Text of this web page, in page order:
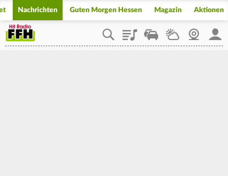
Nachrichten Guten Morgen Hessen Magazin Aktionen
PlaylistStaupilotWetterWebcam